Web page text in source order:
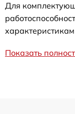
Для
Показать